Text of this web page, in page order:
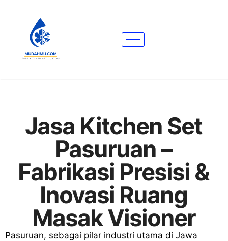
Jasa Kitchen Set
Pasuruan –
Fabrikasi Presisi &
Inovasi Ruang
Masak Visioner
Pasuruan, sebagai pilar industri utama di Jawa